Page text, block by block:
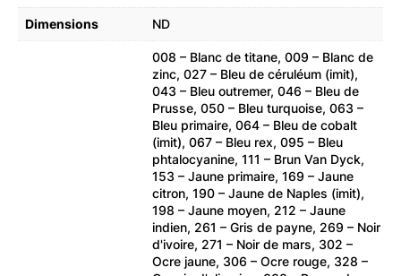
Dimensions ND
008 – Blanc de titane, 009 – Blanc de
zinc, 027 – Bleu de céruléum (imit),
043 – Bleu outremer, 046 – Bleu de
Prusse, 050 – Bleu turquoise, 063 –
Bleu primaire, 064 – Bleu de cobalt
(imit), 067 – Bleu rex, 095 – Bleu
phtalocyanine, 111 – Brun Van Dyck,
153 – Jaune primaire, 169 – Jaune
citron, 190 – Jaune de Naples (imit),
198 – Jaune moyen, 212 – Jaune
indien, 261 – Gris de payne, 269 – Noir
d'ivoire, 271 – Noir de mars, 302 –
Ocre jaune, 306 – Ocre rouge, 328 –